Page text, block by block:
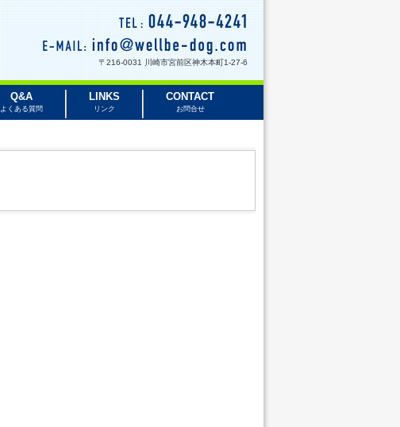
〒216-0031 川崎市宮前区神木本町1-27-6
Q&A
よくある質問
LINKS
リンク
CONTACT
お問合せ